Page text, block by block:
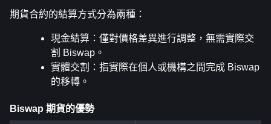
期貨合約的結算方式分為兩種：
現金結算：僅對價格差異進行調整，無需實際交
割 Biswap。
實體交割：指實際在個人或機構之間完成 Biswap
的移轉。
Biswap 期貨的優勢